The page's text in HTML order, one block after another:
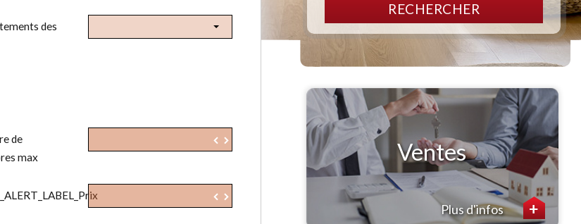
RECHERCHER
des
de
max
▼
▼
Ventes
Plus d'infos